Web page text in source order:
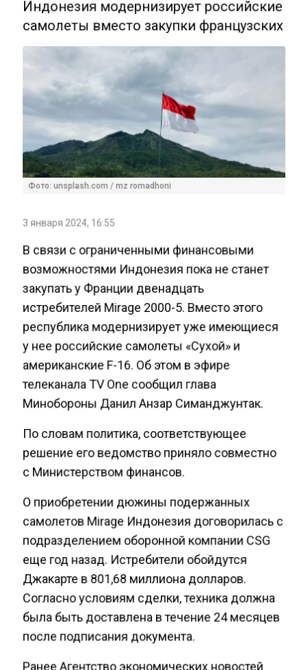
Индонезия модернизирует российские
самолеты вместо закупки французских
Фото: unsplash.com / mz romadhoni
3 января 2024, 16:55
В связи с ограниченными финансовыми
возможностями Индонезия пока не станет
закупать у Франции двенадцать
истребителей Mirage 2000-5. Вместо этого
республика модернизирует уже имеющиеся
у нее российские самолеты «Сухой» и
американские F-16. Об этом в эфире
телеканала TV One сообщил глава
Минобороны Данил Анзар Симанджунтак.
По словам политика, соответствующее
решение его ведомство приняло совместно
с Министерством финансов.
О приобретении дюжины подержанных
самолетов Mirage Индонезия договорилась с
подразделением оборонной компании CSG
еще год назад. Истребители обойдутся
Джакарте в 801,68 миллиона долларов.
Согласно условиям сделки, техника должна
была быть доставлена в течение 24 месяцев
после подписания документа.
Ранее Агентство экономических новостей